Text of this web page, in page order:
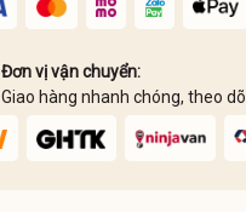
Đơn vị vận chuyển:
Giao hàng nhanh chóng, theo